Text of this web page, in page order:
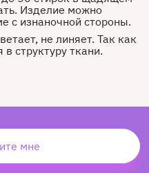
Изделие можно
с изнаночной стороны.
не линяет. Так как
в структуру ткани.
мне